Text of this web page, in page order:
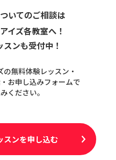
いてのご相談は
イズ各教室へ！
ンも受付中！
の無料体験レッスン・
お申し込みフォームで
ください。
スンを申し込む